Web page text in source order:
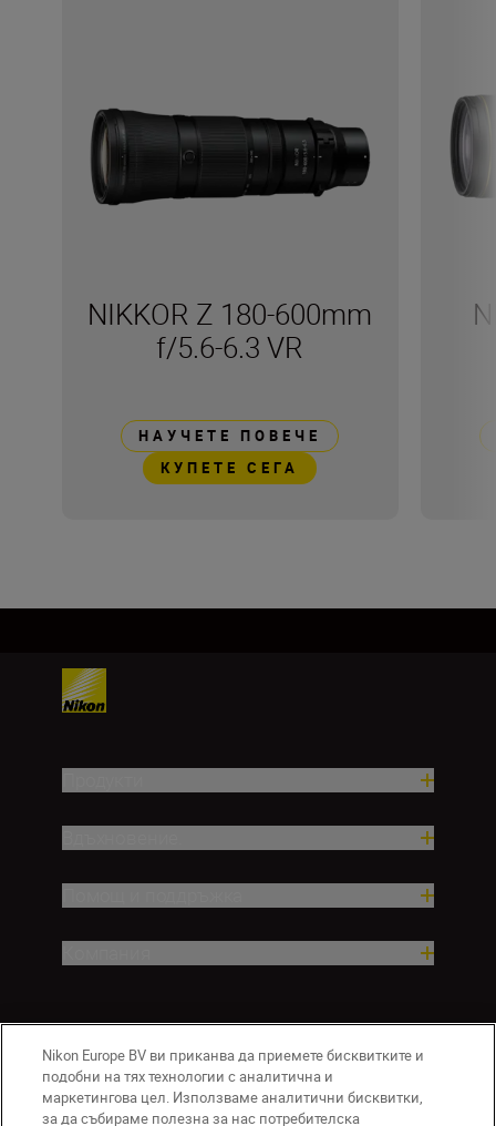
NIKKOR Z 180-600mm
f/5.6-6.3 VR
НАУЧЕТЕ ПОВЕЧЕ
КУПЕТЕ СЕГА
Nikon Europe BV ви приканва да приемете бисквитките и
подобни на тях технологии с аналитична и
маркетингова цел. Използваме аналитични бисквитки,
за да събираме полезна за нас потребителска